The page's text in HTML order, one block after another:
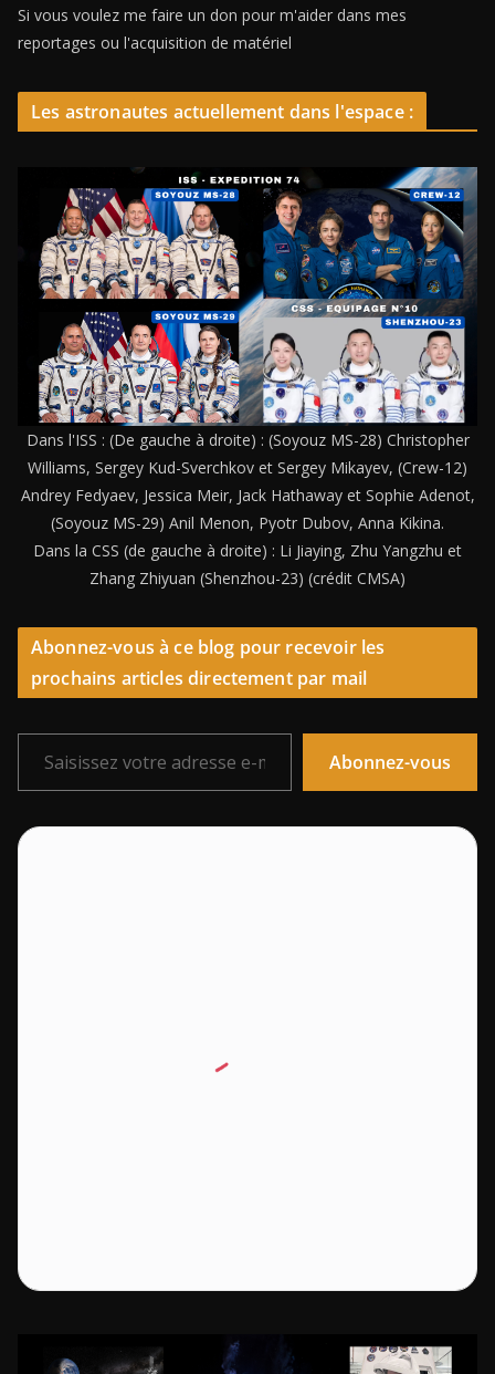
Si vous voulez me faire un don pour m'aider dans mes
reportages ou l'acquisition de matériel
Les astronautes actuellement dans l'espace :
Dans l'ISS : (De gauche à droite) : (Soyouz MS-28) Christopher
Williams, Sergey Kud-Sverchkov et Sergey Mikayev, (Crew-12)
Andrey Fedyaev, Jessica Meir, Jack Hathaway et Sophie Adenot,
(Soyouz MS-29) Anil Menon, Pyotr Dubov, Anna Kikina.
Dans la CSS (de gauche à droite) : Li Jiaying, Zhu Yangzhu et
Zhang Zhiyuan (Shenzhou-23) (crédit CMSA)
Abonnez-vous à ce blog pour recevoir les
prochains articles directement par mail
Saisissez votre adresse e-mail…
Abonnez-vous